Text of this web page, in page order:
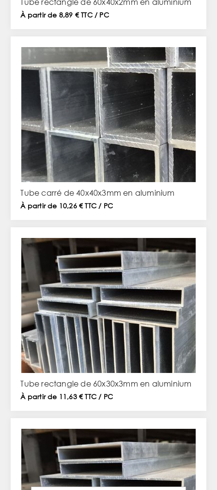
À partir de 8,89 € TTC / PC
Tube carré de 40x40x3mm en aluminium
À partir de 10,26 € TTC / PC
Tube rectangle de 60x30x3mm en aluminium
À partir de 11,63 € TTC / PC